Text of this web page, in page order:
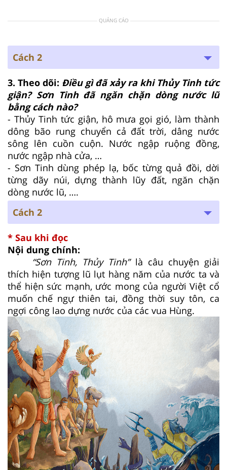
QUẢNG CÁO
Cách 2
3. Theo dõi: Điều gì đã xảy ra khi Thủy Tinh tức
giận? Sơn Tinh đã ngăn chặn dòng nước lũ
bằng cách nào?
- Thủy Tinh tức giận, hô mưa gọi gió, làm thành
dông bão rung chuyển cả đất trời, dâng nước
sông lên cuồn cuộn. Nước ngập ruộng đồng,
nước ngập nhà cửa, …
- Sơn Tinh dùng phép lạ, bốc từng quả đồi, dời
từng dãy núi, dựng thành lũy đất, ngăn chặn
dòng nước lũ, ….
Cách 2
* Sau khi đọc
Nội dung chính:
“Sơn Tinh, Thủy Tinh”là câu chuyện giải
thích hiện tượng lũ lụt hàng năm của nước ta và
thể hiện sức mạnh, ước mong của người Việt cổ
muốn chế ngự thiên tai, đồng thời suy tôn, ca
ngợi công lao dựng nước của các vua Hùng.